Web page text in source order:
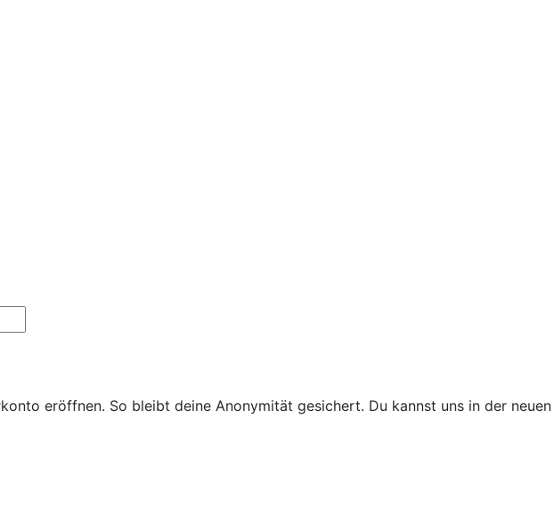
eröffnen. So bleibt deine Anonymität gesichert. Du kannst uns in der neuen